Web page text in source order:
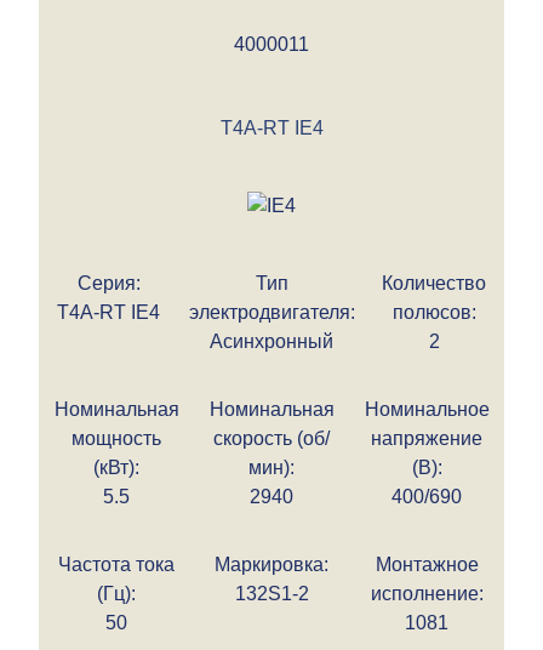
4000011
T4A-RT IE4
Серия:
T4A-RT IE4
Тип
электродвигателя:
Асинхронный
Количество
полюсов:
2
Номинальная
мощность
(кВт):
5.5
Номинальная
скорость (об/
мин):
2940
Номинальное
напряжение
(В):
400/690
Частота тока
(Гц):
50
Маркировка:
132S1-2
Монтажное
исполнение:
1081